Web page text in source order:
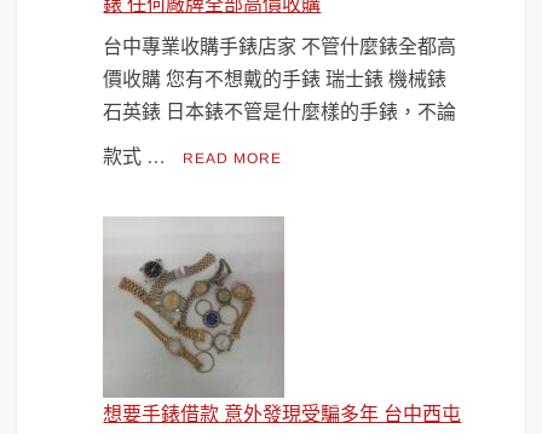
台中專業收購手錶店家 不管什麼錶全都高
價收購 您有不想戴的手錶 瑞士錶 機械錶
石英錶 日本錶不管是什麼樣的手錶，不論
款式 … READ MORE
想要手錶借款 意外發現受騙多年 台中西屯